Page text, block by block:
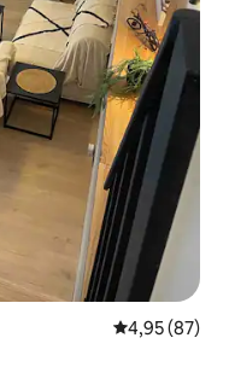
4,95 av 5 i
4,95 (87)